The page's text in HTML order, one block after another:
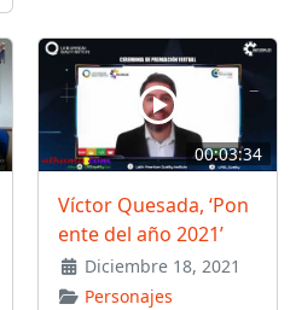
00:03:34
Víctor Quesada, ‘Pon
ente del año 2021’
Diciembre 18, 2021
Personajes